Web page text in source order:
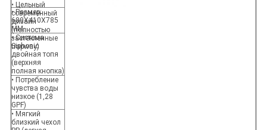
• Цельный
современный
дизайн
(полностью
застекленные
trapway)
• Размер:
680X410X785
MM
• Система
Siphonic
двойная топя
(верхняя
полная кнопка)
• Потребление
чувства воды
низкое (1,28
GPF)
• Мягкий
близкий чехол